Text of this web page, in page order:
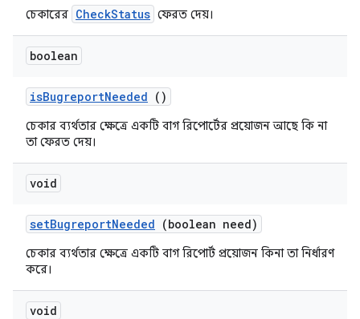
চেকারের CheckStatus ফেরত দেয়।
boolean
isBugreportNeeded ()
চেকার ব্যর্থতার ক্ষেত্রে একটি বাগ রিপোর্টের প্রয়োজন আছে কি না
তা ফেরত দেয়।
void
setBugreportNeeded (boolean need)
চেকার ব্যর্থতার ক্ষেত্রে একটি বাগ রিপোর্ট প্রয়োজন কিনা তা নির্ধারণ
করে।
void